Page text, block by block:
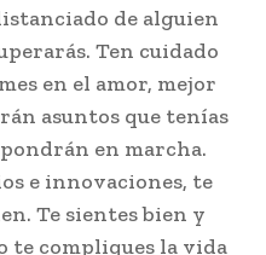
de alguien
Ten cuidado
en el amor, mejor
asuntos que tenías
en marcha.
e innovaciones, te
Te sientes bien y
te compliques la vida